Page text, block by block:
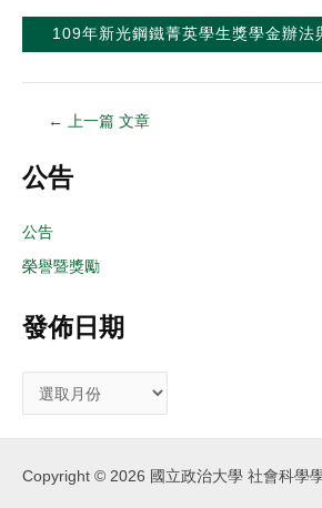
109年新光鋼鐵菁英學生獎學金辦法
← 上一篇 文章
公告
公告
榮譽暨獎勵
發佈日期
Copyright © 2026 國立政治大學 社會科學